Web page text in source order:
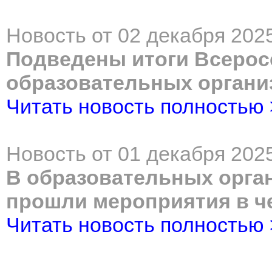
Новость от 02 декабря
Подведены итоги
образовательных
Читать новость полностью
Новость от 01 декабря
В образовательных
прошли мероприятия в
Читать новость полностью